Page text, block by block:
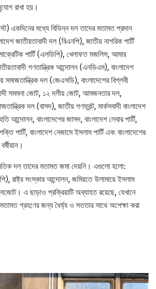
রাখা হয়।
একদিনের মধ্যে বিভিন্ন দল তাদের মতামত প্রদান
জাতীয়তাবাদী দল (বিএনপি), জাতীয় নাগরিক পার্টি
পার্টি (এলডিপি), খেলাফত মজলিস, আমার
গণতান্ত্রিক আন্দোলন (এনডিএম), বাংলাদেশ
সমাজতান্ত্রিক দল (জেএসডি), বাংলাদেশের বিপ্লবী
সমমনা জোট, ১২ দলীয় জোট, আমজনতার দল,
দল (বাসদ), জাতীয় গণফ্রন্ট, মার্কসবাদী বাংলাদেশ
আন্দোলন, বাংলাদেশের জাসদ, বাংলাদেশ লেবার পার্টি,
পার্টি, বাংলাদেশ নেজামে ইসলাম পার্টি এবং বাংলাদেশের
দল তাদের মতামত জমা দেয়নি। এগুলো হলো:
রাষ্ট্র সংস্কার আন্দোলন, জমিয়তে উলামায়ে ইসলাম
এ ছাড়াও প্রক্রিয়াটি অব্যাহত রয়েছে, যেখানে
গ্রহণের জন্য ধৈর্য্য ও সততার সাথে অপেক্ষা করা